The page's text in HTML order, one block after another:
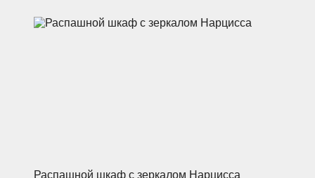
Распашной шкаф с зеркалом Нарцисса